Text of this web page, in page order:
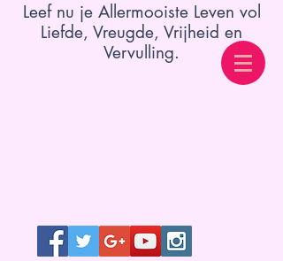
Leef nu je Allermooiste Leven vol
Liefde, Vreugde, Vrijheid en
Vervulling.